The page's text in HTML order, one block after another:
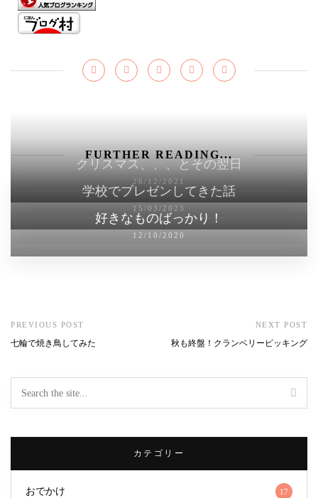
FURTHER READING...
クリスマス、、、とその翌日
26/12/2021
学校でプレゼンしてきた話
15/03/2023
好きなものばっかり！
12/10/2020
PREVIOUS POST
七輪で焼き鳥してみた
NEXT POST
秋も終盤！クランベリーピッキング
カテゴリー
おでかけ 17